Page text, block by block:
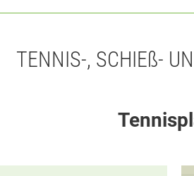
TENNIS-, SCHIEß-